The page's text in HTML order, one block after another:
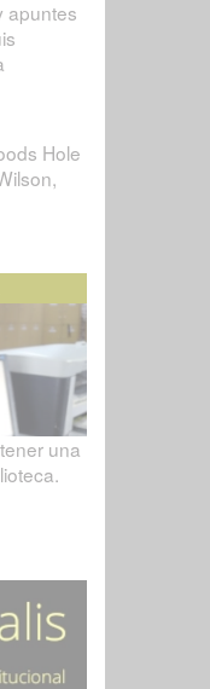
apuntes
Hole
una